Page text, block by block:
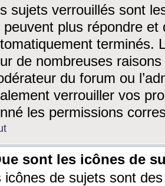
sujets verrouillés sont
peuvent plus répondre
terminés.
de nombreuses
du forum ou
verrouiller vos
les permissions
sont les icônes de
icônes de sujets sont